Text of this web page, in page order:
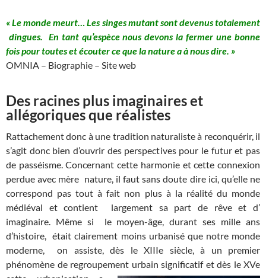
« Le monde meurt… Les singes mutant sont devenus totalement
dingues. En tant qu’espèce nous devons la fermer une bonne
fois pour toutes et écouter ce que la nature a à nous dire. »
OMNIA – Biographie – Site web
Des racines plus imaginaires et
allégoriques que réalistes
Rattachement donc à une tradition naturaliste à reconquérir, il
s’agit donc bien d’ouvrir des perspectives pour le futur et pas
de passéisme. Concernant cette harmonie et cette connexion
perdue avec mère nature, il faut sans doute dire ici, qu’elle ne
correspond pas tout à fait non plus à la réalité du monde
médiéval et contient largement sa part de rêve et d’
imaginaire. Même si le moyen-âge, durant ses mille ans
d’histoire, était clairement moins urbanisé que notre monde
moderne, on assiste, dès le XIIIe siècle, à un premier
phénomène de regroupement urbain significatif et dès le XVe